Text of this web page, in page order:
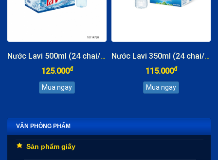
Nước Lavi 500ml (24 chai/thùng)
125.000đ
Nước Lavi 350ml (24 chai/thùng)
115.000đ
VĂN PHÒNG PHẨM
Sản phẩm giấy